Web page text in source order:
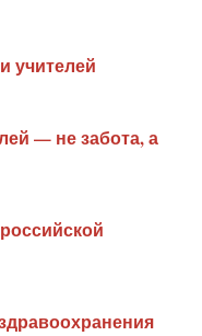
учителей
— не забота, а